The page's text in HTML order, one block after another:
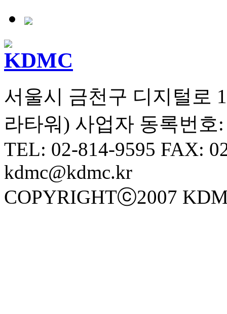
서울시 금천구 디지털로
라타워) 사업자 동록번호:
TEL: 02-814-9595 FAX:
kdmc@kdmc.kr
COPYRIGHTⓒ2007